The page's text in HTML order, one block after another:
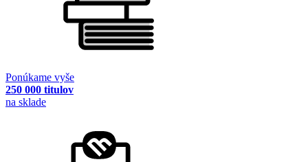
Ponúkame vyše
250 000 titulov
na sklade